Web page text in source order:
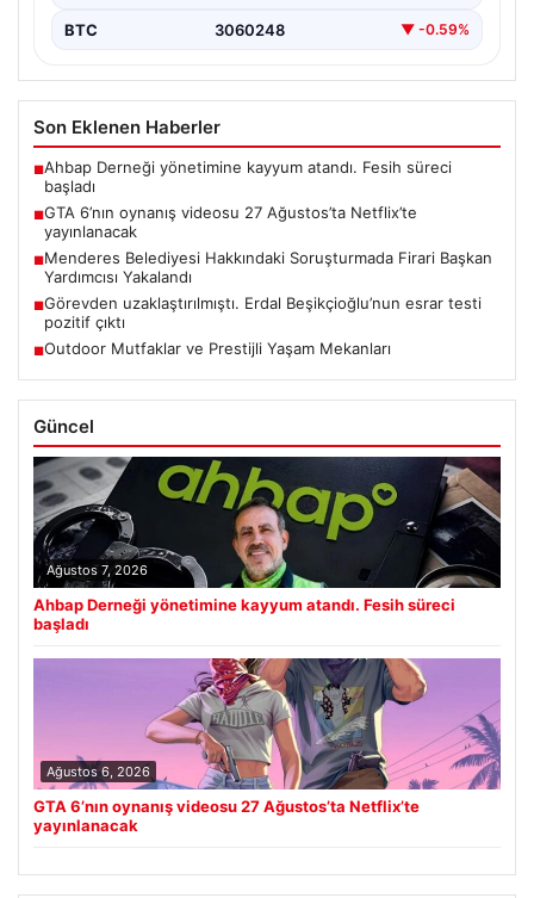
BTC 3060248 ▼ -0.59%
Son Eklenen Haberler
■Ahbap Derneği yönetimine kayyum atandı. Fesih süreci
başladı
■GTA 6’nın oynanış videosu 27 Ağustos’ta Netflix’te
yayınlanacak
■Menderes Belediyesi Hakkındaki Soruşturmada Firari Başkan
Yardımcısı Yakalandı
■Görevden uzaklaştırılmıştı. Erdal Beşikçioğlu’nun esrar testi
pozitif çıktı
■Outdoor Mutfaklar ve Prestijli Yaşam Mekanları
Güncel
Ağustos 7, 2026
Ahbap Derneği yönetimine kayyum atandı. Fesih süreci
başladı
Ağustos 6, 2026
GTA 6’nın oynanış videosu 27 Ağustos’ta Netflix’te
yayınlanacak